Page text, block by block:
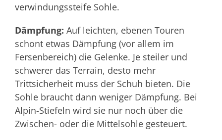
verwindungssteife Sohle.
Dämpfung: Auf leichten, ebenen Touren
schont etwas Dämpfung (vor allem im
Fersenbereich) die Gelenke. Je steiler und
schwerer das Terrain, desto mehr
Trittsicherheit muss der Schuh bieten. Die
Sohle braucht dann weniger Dämpfung. Bei
Alpin-Stiefeln wird sie nur noch über die
Zwischen- oder die Mittelsohle gesteuert.